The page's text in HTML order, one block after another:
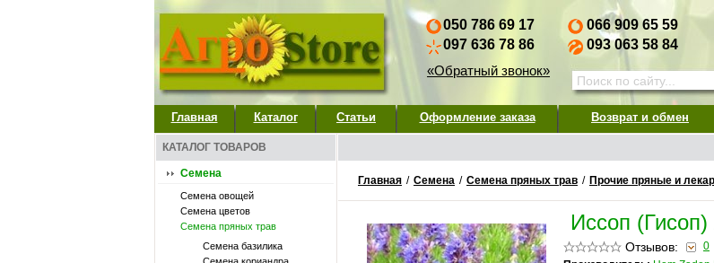
050 786 69 17
097 636 78 86
«Обратный звонок»
066 909 65 59
093 063 58 84
Главная Каталог Статьи Оформление заказа Возврат и обмен
КАТАЛОГ ТОВАРОВ
Семена
Семена овощей
Семена цветов
Семена пряных трав
Семена базилика
Главная / Семена / Семена пряных трав / Прочие пряные и
Иссоп
Отзывов:
0